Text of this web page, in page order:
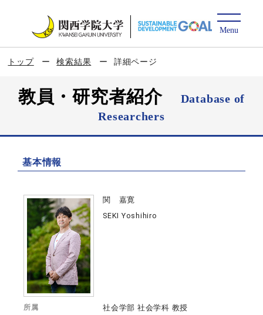
トップ 検索結果 詳細ページ
教員・研究者紹介
Database of
Researchers
基本情報
関 嘉寛
SEKI Yoshihiro
所属 社会学部 社会学科 教授